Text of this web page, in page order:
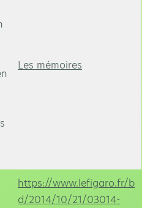
Les mémoires
https://www.lefigaro.fr/b
d/2014/10/21/03014-